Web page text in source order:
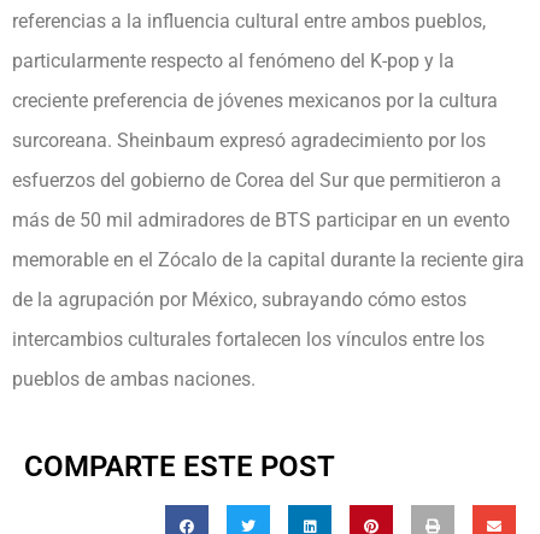
referencias a la influencia cultural entre ambos pueblos,
particularmente respecto al fenómeno del K-pop y la
creciente preferencia de jóvenes mexicanos por la cultura
surcoreana. Sheinbaum expresó agradecimiento por los
esfuerzos del gobierno de Corea del Sur que permitieron a
más de 50 mil admiradores de BTS participar en un evento
memorable en el Zócalo de la capital durante la reciente gira
de la agrupación por México, subrayando cómo estos
intercambios culturales fortalecen los vínculos entre los
pueblos de ambas naciones.
COMPARTE ESTE POST